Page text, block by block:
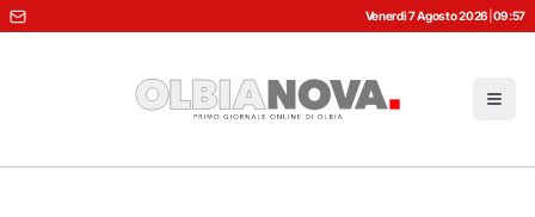
Venerdì 7 Agosto 2026 09:57